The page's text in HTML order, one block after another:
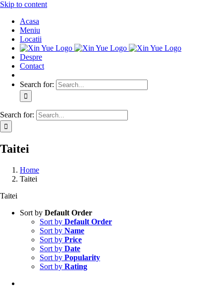
Skip to content
Acasa
Meniu
Locatii
Despre
Contact
Search for:
Search for:
Taitei
Home
Taitei
Taitei
Sort by Default Order
Sort by Default Order
Sort by Name
Sort by Price
Sort by Date
Sort by Popularity
Sort by Rating